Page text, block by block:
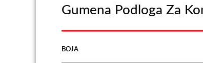
Gumena Podloga Za
BOJA